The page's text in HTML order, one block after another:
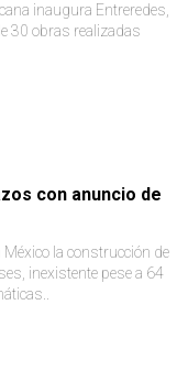
inaugura Entreredes,
30 obras realizadas
con anuncio de
la construcción de
inexistente pese a 64